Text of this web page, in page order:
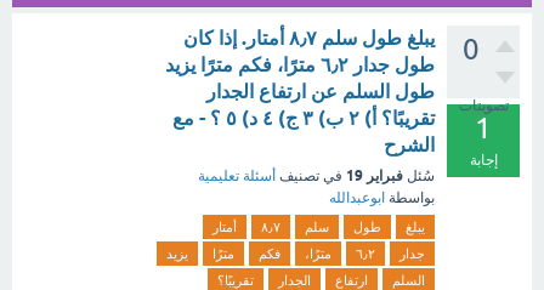
0
تصويتات
1
إجابة
يبلغ طول سلم ٨٫٧ أمتار. إذا كان
طول جدار ٦٫٢ مترًا، فكم مترًا يزيد
طول السلم عن ارتفاع الجدار
تقريبًا؟ أ) ٢ ب) ٣ ج) ٤ د) ٥ ؟ - مع
الشرح
سُئل فبراير 19 في تصنيف أسئلة تعليمية
بواسطة ابوعبدالله
يبلغ طول سلم ٨٫٧
أمتار
جدار
٦٫٢ مترًا، فكم مترًا
يزيد
السلم
ارتفاع الجدار تقريبًا؟